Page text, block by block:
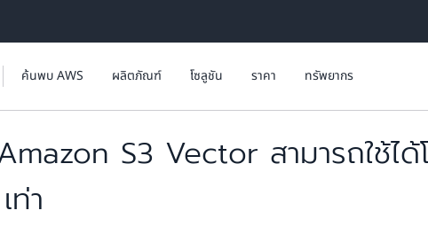
ค้นพบ AWS ผลิตภัณฑ์ โซลูชัน ราคา ทรัพยากร
S3 Vector สามารถใช้ไ
ท่า